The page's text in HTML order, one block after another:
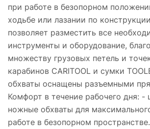
при работе в безопорном
ходьбе или лазании по
позволяет разместить все
инструменты и оборудование,
множеству грузовых петель и
карабинов CARITOOL и сумки
обхваты оснащены разъемными
Комфорт в течение рабочего дня:
ножные обхваты для
работе в безопорном